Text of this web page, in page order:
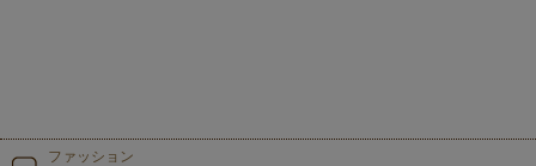
ファッション